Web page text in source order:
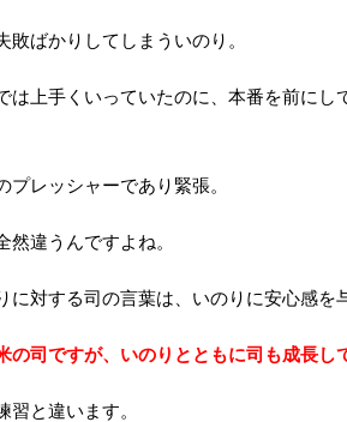
敗ばかりしてしまういのり。
は上手くいっていたのに、本番を前にし
プレッシャーであり緊張。
然違うんですよね。
に対する司の言葉は、いのりに安心感を
の司ですが、いのりとともに司も成長し
習と違います。